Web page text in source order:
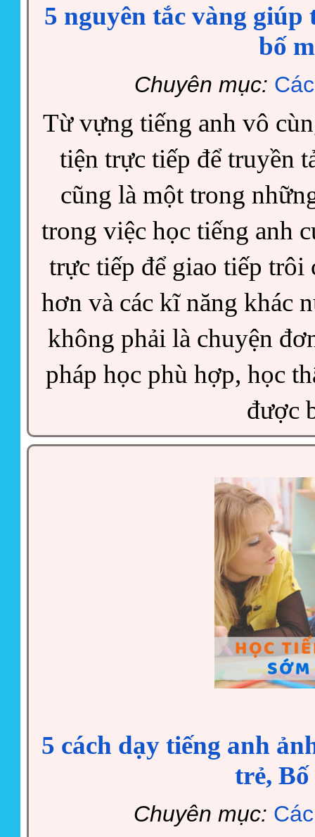
5 nguyên tắc vàng
bố
Chuyên mục:
Từ vựng tiếng anh vô
tiện trực tiếp để truyền
cũng là một trong
trong việc học tiếng anh
trực tiếp để giao tiếp trôi
hơn và các kĩ năng khác
không phải là chuyện
pháp học phù hợp, học
được
5 cách dạy tiếng anh
trẻ,
Chuyên mục: